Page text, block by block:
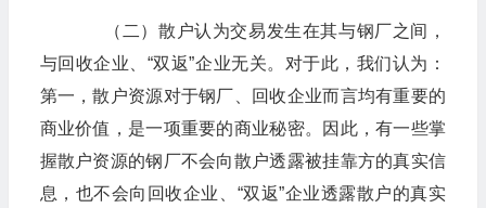
（二）散户认为交易发生在其与钢厂之间，
与回收企业、“双返”企业无关。对于此，我们认为：
第一，散户资源对于钢厂、回收企业而言均有重要的
商业价值，是一项重要的商业秘密。因此，有一些掌
握散户资源的钢厂不会向散户透露被挂靠方的真实信
息，也不会向回收企业、“双返”企业透露散户的真实